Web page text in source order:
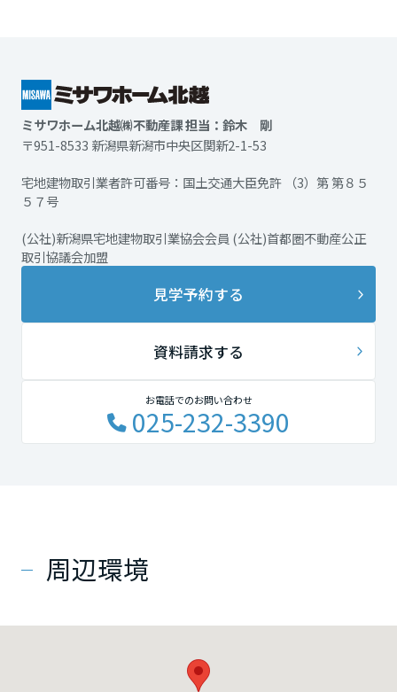
ミサワホーム北越㈱不動産課 担当：鈴木 剛
〒951-8533 新潟県新潟市中央区関新2-1-53
宅地建物取引業者許可番号：国土交通大臣免許 （3）第 第８５
５７号
(公社)新潟県宅地建物取引業協会会員 (公社)首都圏不動産公正
取引協議会加盟
見学予約する
資料請求する
お電話でのお問い合わせ
025-232-3390
周辺環境